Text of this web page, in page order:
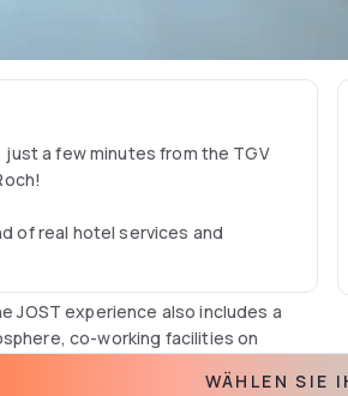
a few minutes from the TGV
of real hotel services and
JOST experience also includes a
co-working facilities on
WÄHLEN SIE